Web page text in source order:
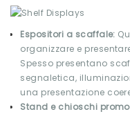
Espositori a scaffale:
organizzare e
Spesso presentano
segnaletica,
una presentazione
Stand e chioschi